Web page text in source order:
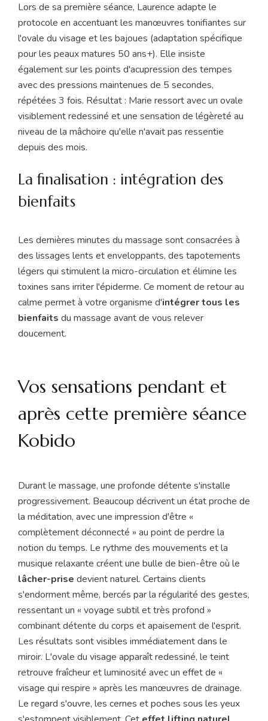
Lors de sa première séance, Laurence adapte le
protocole en accentuant les manœuvres tonifiantes sur
l'ovale du visage et les bajoues (adaptation spécifique
pour les peaux matures 50 ans+). Elle insiste
également sur les points d'acupression des tempes
avec des pressions maintenues de 5 secondes,
répétées 3 fois. Résultat : Marie ressort avec un ovale
visiblement redessiné et une sensation de légèreté au
niveau de la mâchoire qu'elle n'avait pas ressentie
depuis des mois.
La finalisation : intégration des
bienfaits
Les dernières minutes du massage sont consacrées à
des lissages lents et enveloppants, des tapotements
légers qui stimulent la micro-circulation et élimine les
toxines sans irriter l'épiderme. Ce moment de retour au
calme permet à votre organisme d'intégrer tous les
bienfaits du massage avant de vous relever
doucement.
Vos sensations pendant et
après cette première séance
Kobido
Durant le massage, une profonde détente s'installe
progressivement. Beaucoup décrivent un état proche de
la méditation, avec une impression d'être «
complètement déconnecté » au point de perdre la
notion du temps. Le rythme des mouvements et la
musique relaxante créent une bulle de bien-être où le
lâcher-prise devient naturel. Certains clients
s'endorment même, bercés par la régularité des gestes,
ressentant un « voyage subtil et très profond »
combinant détente du corps et apaisement de l'esprit.
Les résultats sont visibles immédiatement dans le
miroir. L'ovale du visage apparaît redessiné, le teint
retrouve fraîcheur et luminosité avec un effet de «
visage qui respire » après les manœuvres de drainage.
Le regard s'ouvre, les cernes et poches sous les yeux